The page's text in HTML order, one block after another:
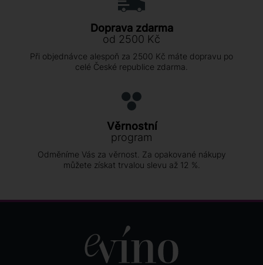
Doprava zdarma
od 2500 Kč
Při objednávce alespoň za 2500 Kč máte dopravu po
celé České republice zdarma.
Věrnostní
program
Odměníme Vás za věrnost. Za opakované nákupy
můžete získat trvalou slevu až 12 %.